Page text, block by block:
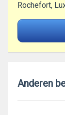
Rochefort,
Anderen